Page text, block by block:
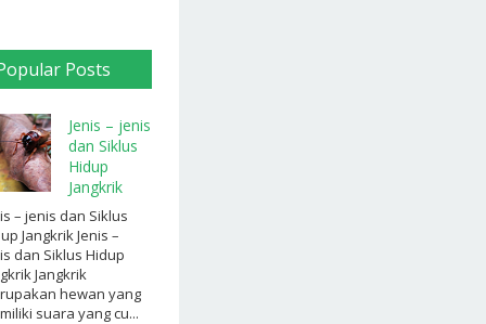
Posts
Jenis – jenis
dan Siklus
Hidup
Jangkrik
– jenis dan Siklus
Jangkrik Jenis –
dan Siklus Hidup
Jangkrik
hewan yang
suara yang cu...